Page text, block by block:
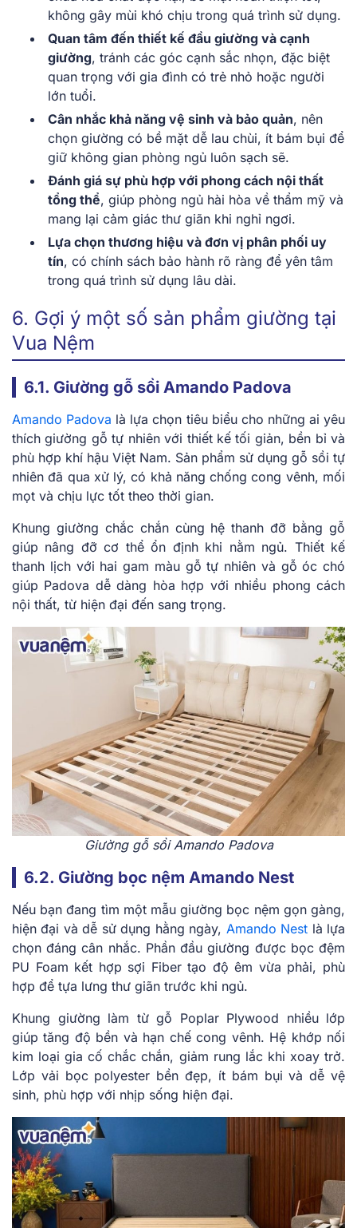
không gây mùi khó chịu trong quá trình sử dụng.
Quan tâm đến thiết kế đầu giường và cạnh
giường, tránh các góc cạnh sắc nhọn, đặc biệt
quan trọng với gia đình có trẻ nhỏ hoặc người
lớn tuổi.
Cân nhắc khả năng vệ sinh và bảo quản, nên
chọn giường có bề mặt dễ lau chùi, ít bám bụi để
giữ không gian phòng ngủ luôn sạch sẽ.
Đánh giá sự phù hợp với phong cách nội thất
tổng thể, giúp phòng ngủ hài hòa về thẩm mỹ và
mang lại cảm giác thư giãn khi nghỉ ngơi.
Lựa chọn thương hiệu và đơn vị phân phối uy
tín, có chính sách bảo hành rõ ràng để yên tâm
trong quá trình sử dụng lâu dài.
6. Gợi ý một số sản phẩm giường tại
Vua Nệm
6.1. Giường gỗ sồi Amando Padova
Amando Padova là lựa chọn tiêu biểu cho những ai yêu
thích giường gỗ tự nhiên với thiết kế tối giản, bền bỉ và
phù hợp khí hậu Việt Nam. Sản phẩm sử dụng gỗ sồi tự
nhiên đã qua xử lý, có khả năng chống cong vênh, mối
mọt và chịu lực tốt theo thời gian.
Khung giường chắc chắn cùng hệ thanh đỡ bằng gỗ
giúp nâng đỡ cơ thể ổn định khi nằm ngủ. Thiết kế
thanh lịch với hai gam màu gỗ tự nhiên và gỗ óc chó
giúp Padova dễ dàng hòa hợp với nhiều phong cách
nội thất, từ hiện đại đến sang trọng.
Giường gỗ sồi Amando Padova
6.2. Giường bọc nệm Amando Nest
Nếu bạn đang tìm một mẫu giường bọc nệm gọn gàng,
hiện đại và dễ sử dụng hằng ngày, Amando Nest là lựa
chọn đáng cân nhắc. Phần đầu giường được bọc đệm
PU Foam kết hợp sợi Fiber tạo độ êm vừa phải, phù
hợp để tựa lưng thư giãn trước khi ngủ.
Khung giường làm từ gỗ Poplar Plywood nhiều lớp
giúp tăng độ bền và hạn chế cong vênh. Hệ khớp nối
kim loại gia cố chắc chắn, giảm rung lắc khi xoay trở.
Lớp vải bọc polyester bền đẹp, ít bám bụi và dễ vệ
sinh, phù hợp với nhịp sống hiện đại.